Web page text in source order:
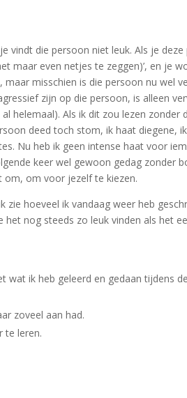
vindt die persoon niet leuk. Als je deze
maar even netjes te zeggen)’, en je
misschien is die persoon nu wel
zijn op die persoon, is alleen
helemaal). Als ik dit zou lezen zonder
deed toch stom, ik haat diegene,
Nu heb ik geen intense haat voor
keer wel gewoon gedag zonder
om, om voor jezelf te kiezen.
hoeveel ik vandaag weer heb
nog steeds zo leuk vinden als het
wat ik heb geleerd en gedaan tijdens de
zoveel aan had.
te leren.